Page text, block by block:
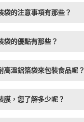
袋的注意事項有那些？
袋的優點有那些？
高溫鋁箔袋來包裝食品呢？
膜，您了解多少呢？